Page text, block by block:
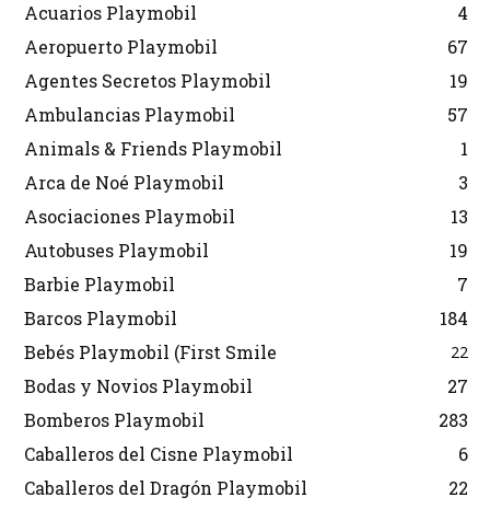
Acuarios Playmobil
4
Aeropuerto Playmobil
67
Agentes Secretos Playmobil
19
Ambulancias Playmobil
57
Animals & Friends Playmobil
1
Arca de Noé Playmobil
3
Asociaciones Playmobil
13
Autobuses Playmobil
19
Barbie Playmobil
7
Barcos Playmobil
184
Bebés Playmobil (First Smile
22
Bodas y Novios Playmobil
27
Bomberos Playmobil
283
Caballeros del Cisne Playmobil
6
Caballeros del Dragón Playmobil
22